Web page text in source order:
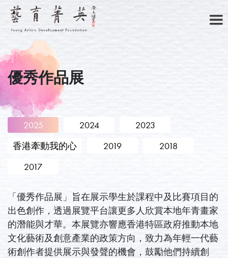
菁英藝廊
優秀作品展
2025 2024
2023
香港牽動我的心
2019
2018
2017
「優秀作品展」旨在展示學生於課程中及比賽項目的
出色創作，透過展覽平台讓更多人欣賞本地年青畫家
的潛能與才華。本展覽亦響應香港特區政府推動本地
文化藝術及創意產業的政策方向，致力為年輕一代藝
術創作者提供展示與發聲的機會，鼓勵他們持續創